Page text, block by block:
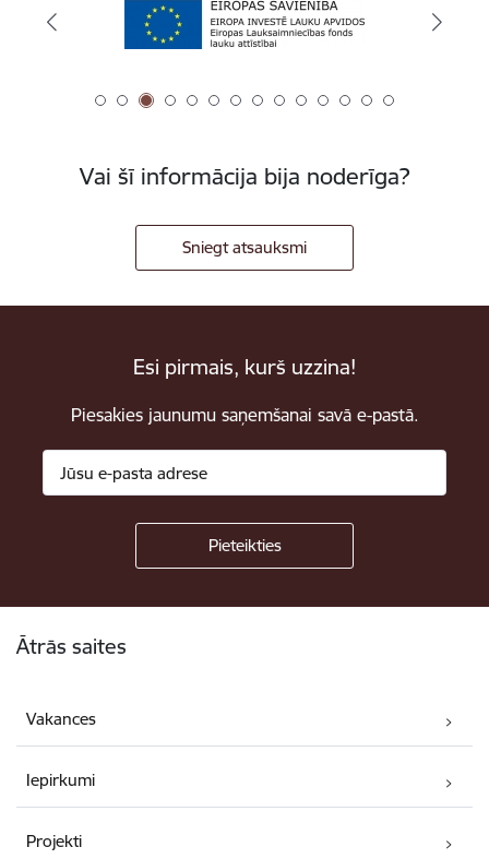
Vai šī informācija bija noderīga?
Sniegt atsauksmi
Esi pirmais, kurš uzzina!
Piesakies jaunumu saņemšanai savā e-pastā.
Ātrās saites
Vakances
Iepirkumi
Projekti